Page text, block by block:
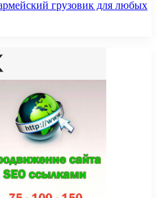
грузовик для любых